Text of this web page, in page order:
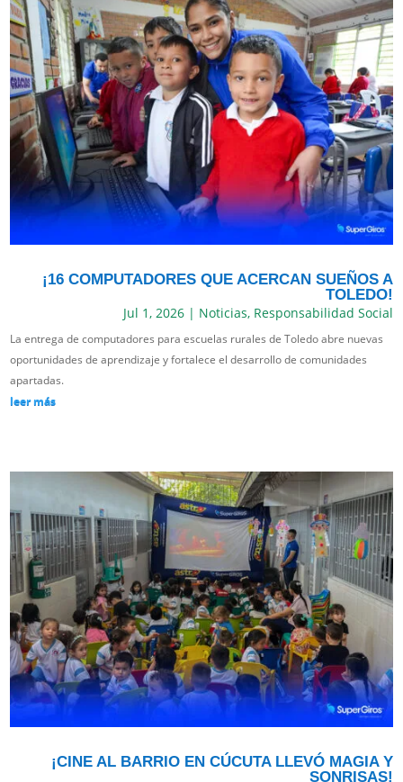
¡16 COMPUTADORES QUE ACERCAN SUEÑOS A
TOLEDO!
Jul 1, 2026| Noticias, Responsabilidad Social
La entrega de computadores para escuelas rurales de Toledo abre nuevas
oportunidades de aprendizaje y fortalece el desarrollo de comunidades
apartadas.
leer más
¡CINE AL BARRIO EN CÚCUTA LLEVÓ MAGIA Y
SONRISAS!